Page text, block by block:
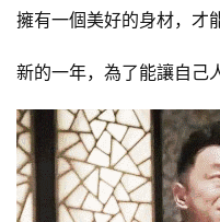
擁有一個美好的身材，才
新的一年，為了能讓自己